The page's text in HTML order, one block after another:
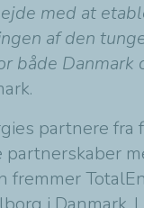
med at
af den
både Danmark
partnere